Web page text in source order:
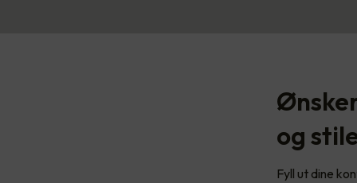
og
Fyll ut dine